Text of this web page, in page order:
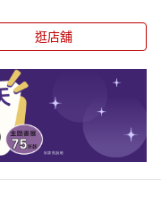
逛店舖